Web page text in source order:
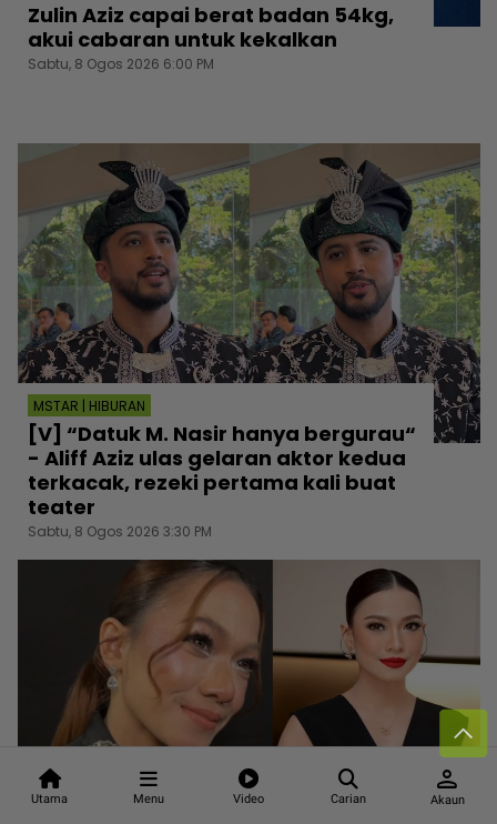
Utama Menu Video Carian
person
Akaun
Zulin Aziz capai berat badan 54kg,
akui cabaran untuk kekalkan
Sabtu, 8 Ogos 2026 6:00 PM
MSTAR | HIBURAN
[V] “Datuk M. Nasir hanya bergurau“
- Aliff Aziz ulas gelaran aktor kedua
terkacak, rezeki pertama kali buat
teater
Sabtu, 8 Ogos 2026 3:30 PM